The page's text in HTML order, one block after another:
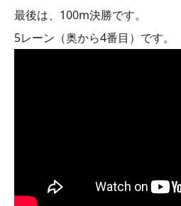
最後は、100m決勝です。
5レーン（奥から4番目）です。